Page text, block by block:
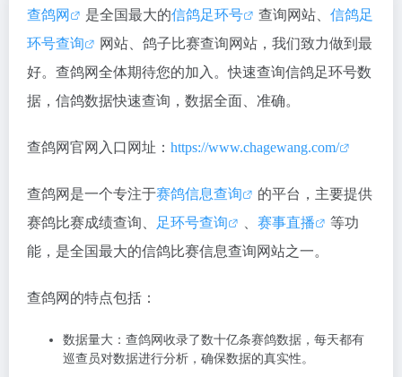
查鸽网 是全国最大的信鸽足环号 查询网站、 信鸽足
环号查询
网站、鸽子比赛查询网站，我们致力做到最
好。查鸽网全体期待您的加入。快速查询信鸽足环号数
据，信鸽数据快速查询，数据全面、准确。
查鸽网官网入口网址： https://www.chagewang.com/
查鸽网是一个专注于赛鸽信息查询
的平台，主要提供
赛鸽比赛成绩查询、
足环号查询 赛事直播
等功
能，是全国最大的信鸽比赛信息查询网站之一。
查鸽网的特点包括：
数据量大：查鸽网收录了数十亿条赛鸽数据，每天都有
巡查员对数据进行分析，确保数据的真实性。